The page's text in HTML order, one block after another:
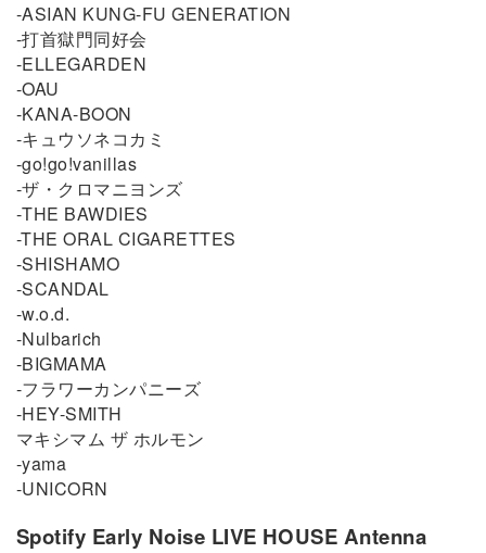
-ASIAN KUNG-FU GENERATION
-打首獄門同好会
-ELLEGARDEN
-OAU
-KANA-BOON
-キュウソネコカミ
-go!go!vanillas
-ザ・クロマニヨンズ
-THE BAWDIES
-THE ORAL CIGARETTES
-SHISHAMO
-SCANDAL
-w.o.d.
-Nulbarich
-BIGMAMA
-フラワーカンパニーズ
-HEY-SMITH
マキシマム ザ ホルモン
-yama
-UNICORN
Spotify Early Noise LIVE HOUSE Antenna